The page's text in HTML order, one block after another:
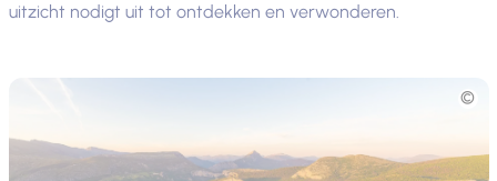
uitzicht nodigt uit tot ontdekken en verwonderen.